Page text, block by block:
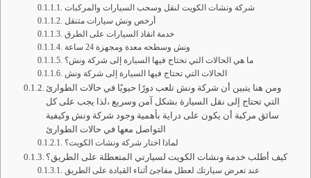
شركة ونشات الكويت لنقل وسحب السيارات والمركبات
أرخص ونش سيارات متنقل
خدمة انقاذ السيارات على الطرق
ونش وسطحه معدة ومجهزة 24 ساعة
ما هي الحالات التي تحتاج فيها السيارة إلى شركة ونش؟
الحالات التي تحتاج فيها السيارة إلى شركة ونش
ومن هنا يتبين أن شركة ونش تلعب دورًا حيويًا في حالات الطوارئ
التي تحتاج إلى نقل السيارة بشكل آمن وسريع ،لذا يجب على كل
سائق مركبة أن يكون على دراية بأهمية وجود شركة ونش وكيفية
التواصل معها في حالات الطوارئ
لماذا اختار شركة ونشات الكويت؟
كيف أطلب خدمة ونشات الكويت لسيارتي المتعطلة على الطريق؟
عند تعرض سيارتك لعطل مفاجئ أثناء القيادة على الطريق